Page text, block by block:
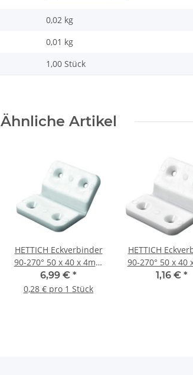
0,02 kg
0,01 kg
1,00 Stück
Ähnliche Artikel
HETTICH Eckverbinder
90-270° 50 x 40 x 4mm
Kunststoff weiß, 25
Stück
6,99 € *
0,28 € pro 1 Stück
HETTICH
90-270° 50 x 40
Kunststoff
1,16 € *